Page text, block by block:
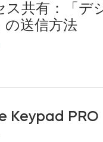
ス共有：「デ
の送信方法
Keypad PRO